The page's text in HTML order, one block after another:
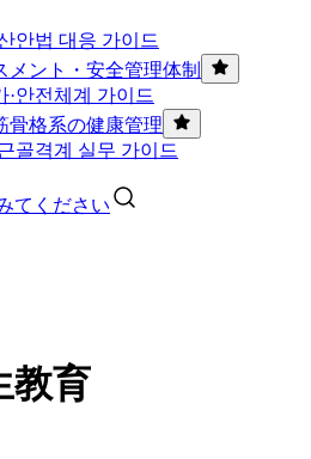
안법 대응 가이드
メント・安全管理体制
·안전체계 가이드
骨格系の健康管理
골격계 실무 가이드
てください
教育